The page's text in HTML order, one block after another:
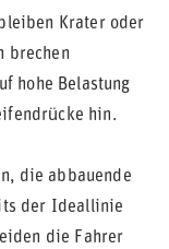
Krater oder
brechen
hohe Belastung
hin.
die abbauende
der Ideallinie
die Fahrer